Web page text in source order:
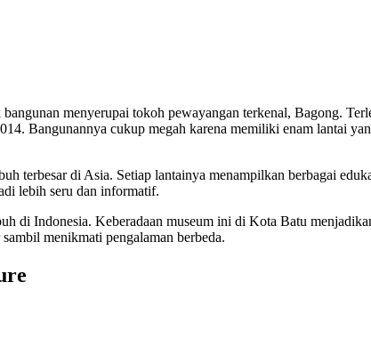
menyerupai tokoh pewayangan terkenal, Bagong.
Bangunannya cukup megah karena memiliki enam lantai
terbesar di Asia. Setiap lantainya menampilkan berbagai
lebih seru dan informatif.
di Indonesia. Keberadaan museum ini di Kota Batu
menikmati pengalaman berbeda.